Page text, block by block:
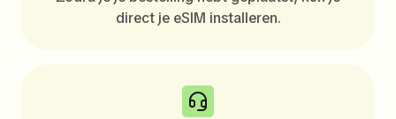
direct je eSIM installeren.